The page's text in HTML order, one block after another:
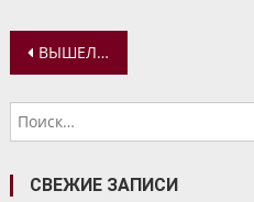
Навигация
по
записям
ВЫШЕЛ СБОРНИК НАУЧНЫХ СТАТЕЙ «ОТЕЧЕСТВЕННАЯ ИСТОРИКО-ЦИВИЛИЗАЦИОННАЯ МАТРИЦА»
СВЕЖИЕ ЗАПИСИ